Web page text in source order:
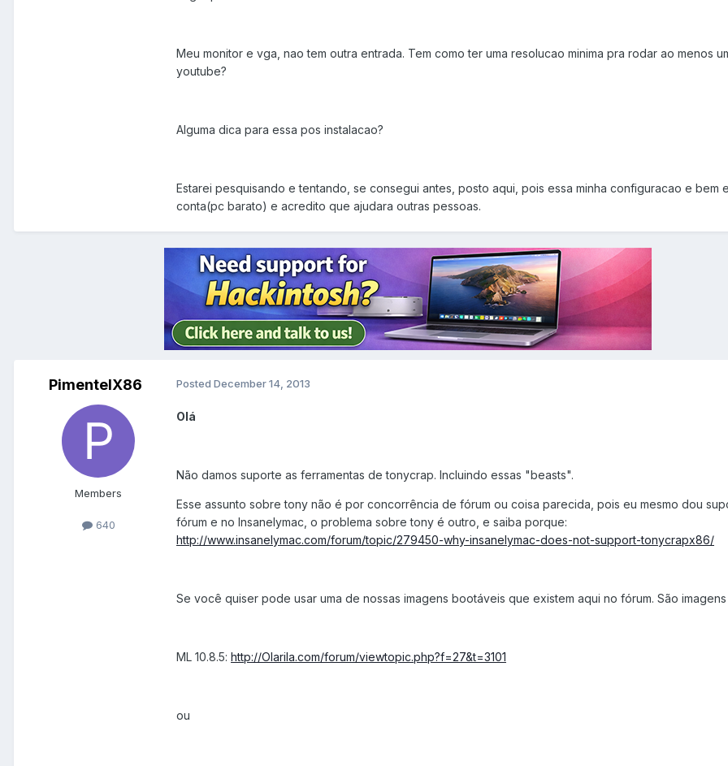
Meu monitor e vga, nao tem outra entrada. Tem como ter uma resolucao minima pra rodar ao menos
youtube?
Alguma dica para essa pos instalacao?
Estarei pesquisando e tentando, se consegui antes, posto aqui, pois essa minha configuracao e bem
conta(pc barato) e acredito que ajudara outras pessoas.
PimentelX86
Members
640
Posted December 14, 2013
Olá
Não damos suporte as ferramentas de tonycrap. Incluindo essas "beasts".
Esse assunto sobre tony não é por concorrência de fórum ou coisa parecida, pois eu mesmo dou
fórum e no Insanelymac, o problema sobre tony é outro, e saiba porque:
http://www.insanelymac.com/forum/topic/279450-why-insanelymac-does-not-support-tonycrapx86/
Se você quiser pode usar uma de nossas imagens bootáveis que existem aqui no fórum. São imagens
ML 10.8.5: http://Olarila.com/forum/viewtopic.php?f=27&t=3101
ou